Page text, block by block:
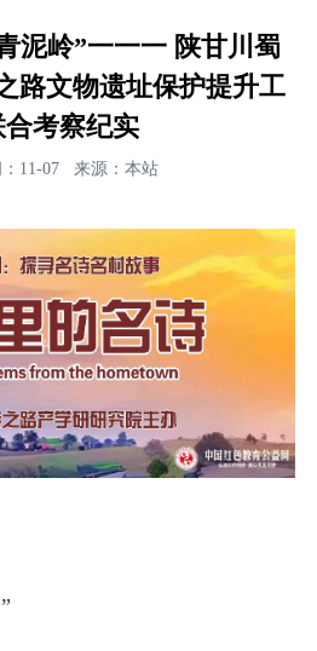
泥岭”一一一 陕甘川蜀
路文物遗址保护提升工
考察纪实
11-07 来源：本站